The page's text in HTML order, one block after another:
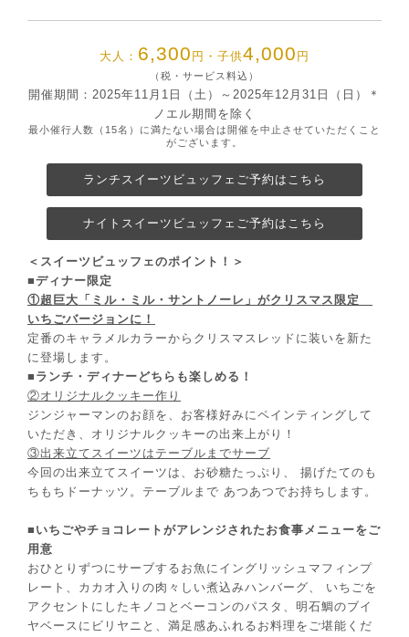
大人： 6,300 円・子供4,000 円
（税・サービス料込）
開催期間：2025年11月1日（土）～2025年12月31日（日）＊
ノエル期間を除く
最小催行人数（15名）に満たない場合は開催を中止させていただくこと
がございます。
ランチスイーツビュッフェご予約はこちら
ナイトスイーツビュッフェご予約はこちら
＜スイーツビュッフェのポイント！＞
■ディナー限定
①超巨⼤「ミル・ミル・サントノーレ」がクリスマス限定
いちごバージョンに！
定番のキャラメルカラーからクリスマスレッドに装いを新た
に登場します。
■ ランチ・ディナーどちらも楽しめる！
②オリジナルクッキー作り
ジンジャーマンのお顔を、お客様好みにペインティングして
いただき、オリジナルクッキーの出来上がり！
③出来⽴てスイーツはテーブルまでサーブ
今回の出来⽴てスイーツは、お砂糖たっぷり、 揚げたてのも
ちもちドーナッツ。テーブルまで あつあつでお持ちします。
■いちごやチョコレートがアレンジされたお⾷事メニューをご
⽤意
おひとりずつにサーブするお⿂にイングリッシュマフィンプ
レート、カカオ⼊りの⾁々しい煮込みハンバーグ、 いちごを
アクセントにしたキノコとベーコンのパスタ、明⽯鯛のブイ
ヤベースにビリヤニと、満⾜感あふれるお料理をご堪能くだ